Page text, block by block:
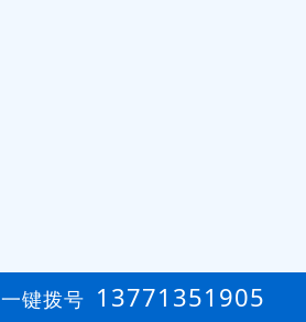
一键拨号 13771351905